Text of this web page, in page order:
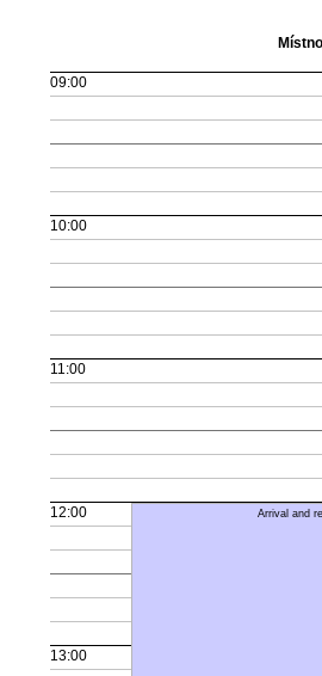
09:00
10:00
11:00
12:00
13:00
Arrival and